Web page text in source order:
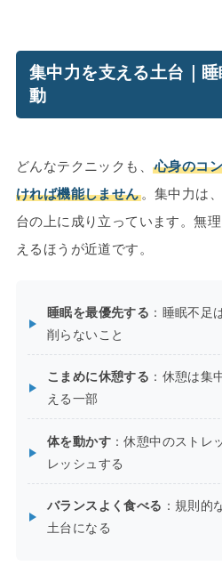
集中力を支える土台｜
動
どんなテクニックも、
心身のコ
ければ機能しません。集中力は
台の上に成り立っています。無
えるほうが近道です。
睡眠を最優先する ：睡眠不足
削らないこと
こまめに休憩する ：休憩は集
える一部
体を動かす：休憩中のストレ
レッシュする
バランスよく食べる ：規則的
土台になる